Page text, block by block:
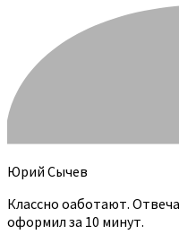
Юрий Сычев
Классно оаботают.
оформил за 10 минут.